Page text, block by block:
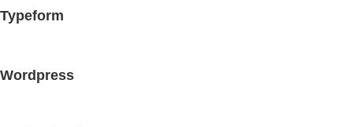
Typeform
Wordpress